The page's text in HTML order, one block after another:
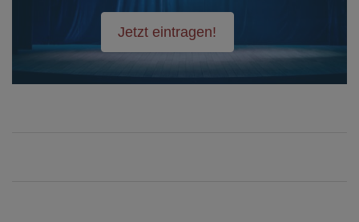
Jetzt eintragen!